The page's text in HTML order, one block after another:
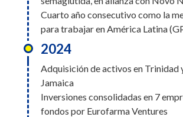
Cuarto año consecutivo como la
para trabajar en América Latina
2024
Adquisición de activos en Trinidad
Jamaica
Inversiones consolidadas en 7
fondos por Eurofarma Ventures